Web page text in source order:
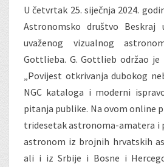
U četvrtak 25. siječnja 2024.
Astronomsko društvo
uvaženog vizualnog
Gottlieba. G. Gottlieb održao je
„Povijest otkrivanja dubokog
NGC kataloga i moderni
pitanja publike. Na ovom online
tridesetak astronoma-amatera i
astronom iz brojnih hrvatskih
ali i iz Srbije i Bosne i